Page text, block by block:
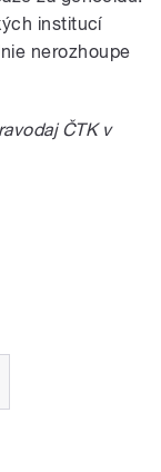
institucí
nerozhoupe
ČTK v